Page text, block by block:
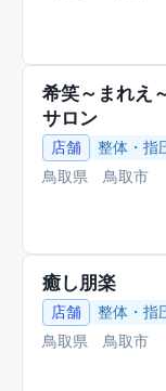
希笑～まれえ
サロン
店舗 整体・指
鳥取県 鳥取市
癒し朋楽
店舗 整体・指
鳥取県 鳥取市